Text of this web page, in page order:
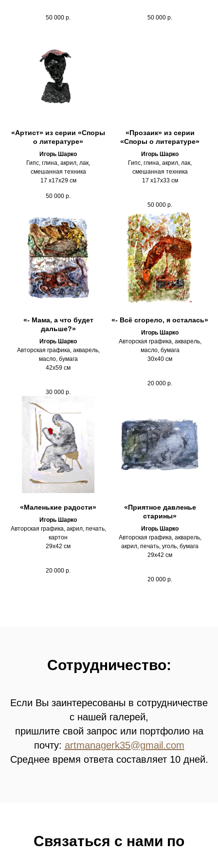
50 000 р. 50 000 р.
«Артист» из серии «Споры
о литературе»
Игорь Шарко
Гипс, глина, акрил, лак,
смешанная техника
17 х17х29 см
50 000 р.
«Прозаик» из серии
«Споры о литературе»
Игорь Шарко
Гипс, глина, акрил, лак,
смешанная техника
17 х17х33 см
50 000 р.
«- Мама, а что будет
дальше?»
Игорь Шарко
Авторская графика, акварель,
масло, бумага
42х59 см
30 000 р.
«- Всё сгорело, я осталась»
Игорь Шарко
Авторская графика, акварель,
масло, бумага
30х40 см
20 000 р.
«Маленькие радости»
Игорь Шарко
Авторская графика, акрил, печать,
картон
29х42 см
20 000 р.
«Приятное давленье
старины»
Игорь Шарко
Авторская графика, акварель,
акрил, печать, уголь, бумага
29х42 см
20 000 р.
Сотрудничество:
Если Вы заинтересованы в сотрудничестве
с нашей галерей,
пришлите свой запрос или портфолио на
почту: artmanagerk35@gmail.com
Среднее время ответа составляет 10 дней.
Связатьcя с нами по